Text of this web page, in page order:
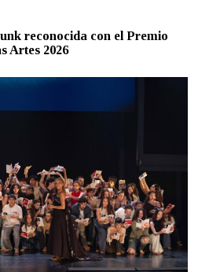
reconocida con el Premio
Artes 2026